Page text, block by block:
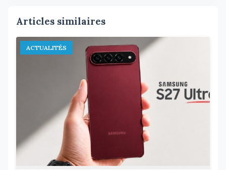
Articles similaires
ACTUALITÉS